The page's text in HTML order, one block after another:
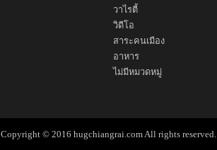
วาไรตี้
วิดีโอ
สาระคนเมือง
อาหาร
ไม่มีหมวดหมู่
Copyright © 2016 hugchiangrai.com All rights reserved.